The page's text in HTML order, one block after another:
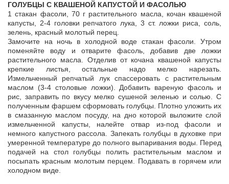
ГОЛУБЦЫ С КВАШЕНОЙ КАПУСТОЙ И ФАСОЛЬЮ
1 стакан фасоли, 70 г растительного масла, кочан квашеной
капусты, 2-4 головки репчатого лука, 3 ст. ложки риса, соль,
зелень, красный молотый перец.
Замочите на ночь в холодной воде стакан фасоли. Утром
поменяйте воду и отварите фасоль, добавив две ложки
растительного масла. Отделив от кочана квашеной капусты
крепкие листья, остальные надо мелко нарезать.
Измельченный репчатый лук спассеровать с растительным
маслом (3-4 столовые ложки). Добавить вареную фасоль и
рис, заправить по вкусу мелко сушеной зеленью и солью. С
полученным фаршем сформовать голубцы. Плотно уложить их
в смазанную маслом посуду, на дно которой выложите слой
измельченной капусты, налейте отвар из-под фасоли и
немного капустного рассола. Запекать голубцы в духовке при
умеренной температуре до полного выпаривания воды. Перед
подачей на стол голубцы полить растительным маслом и
посыпать красным молотым перцем. Подавать в горячем или
холодном виде.